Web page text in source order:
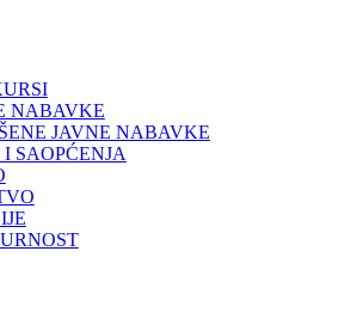
NABAVKE
JAVNE NABAVKE
SAOPĆENJA